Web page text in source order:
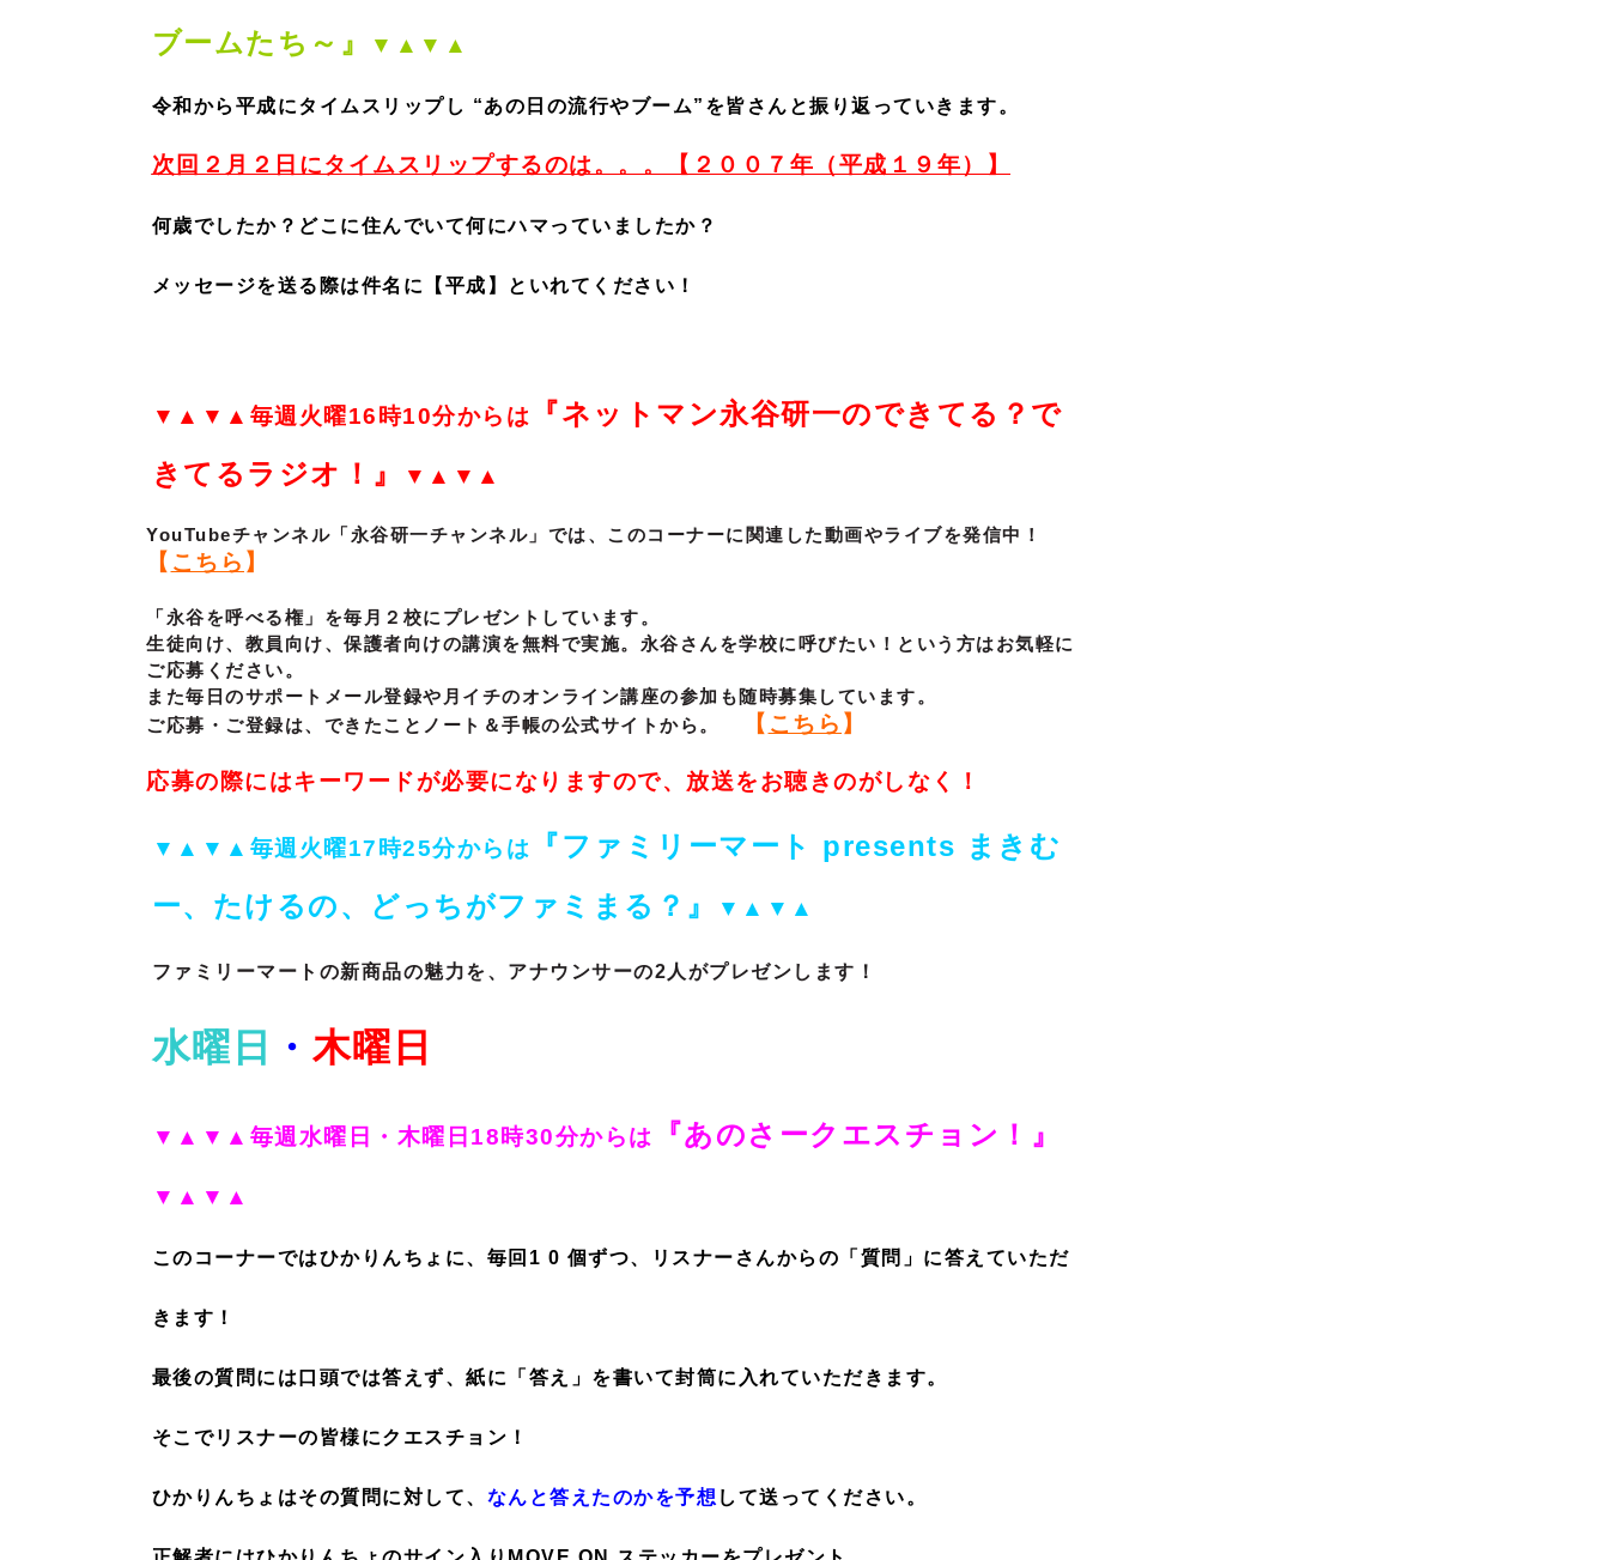
ブームたち～』
▼▲▼▲
令和から平成にタイムスリップし “あの日の流行やブーム”を皆さんと振り返っていきます。
次回２月２日にタイムスリップするのは。。。【２００７年（平成１９年）】
何歳でしたか？どこに住んでいて何にハマっていましたか？
メッセージを送る際は件名に【平成】といれてください！
▼▲▼▲毎週火曜16時10分からは
『ネットマン永谷研一のできてる？で
きてるラジオ！』
▼▲▼▲
YouTubeチャンネル「永谷研一チャンネル」では、このコーナーに関連した動画やライブを発信中！
【 こちら 】
「永谷を呼べる権」を毎月２校にプレゼントしています。
生徒向け、教員向け、保護者向けの講演を無料で実施。永谷さんを学校に呼びたい！という方はお気軽に
ご応募ください。
また毎日のサポートメール登録や月イチのオンライン講座の参加も随時募集しています。
ご応募・ご登録は、できたことノート＆手帳の公式サイトから。
【 こちら 】
応募の際にはキーワードが必要になりますので、放送をお聴きのがしなく！
▼▲▼▲毎週火曜17時25分からは
『ファミリーマート presents まきむ
ー、たけるの、どっちがファミまる？』
▼▲▼▲
ファミリーマートの新商品の魅力を、アナウンサーの2人がプレゼンします！
水曜日 ・ 木曜日
▼▲▼▲毎週水曜日・木曜日18時30分からは 『あのさークエスチョン！ 』
▼▲▼▲
このコーナーではひかりんちょに、毎回1 0 個ずつ、リスナーさんからの「質問」に答えていただ
きます！
最後の質問には口頭では答えず、紙に「答え」を書いて封筒に入れていただきます。
そこでリスナーの皆様にクエスチョン！
ひかりんちょはその質問に対して、 なんと答えたのかを予想 して送ってください。